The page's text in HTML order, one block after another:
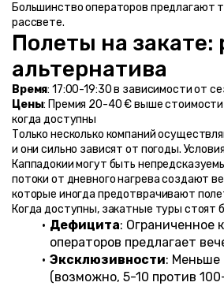
Большинство операторов предлагают
рассвете.
Полеты на закате:
альтернатива
Время: 17:00-19:30 в зависимости от
Цены: Премия 20-40 € выше
когда доступны
Только несколько компаний
и они сильно зависят от погоды.
Каппадокии могут быть
потоки от дневного нагрева создают
которые иногда предотврачивают
Когда доступны, закатные туры стоят
Дефицита: Ограниченное
операторов предлагает
Эксклюзивности: Меньше
(возможно, 5-10 против